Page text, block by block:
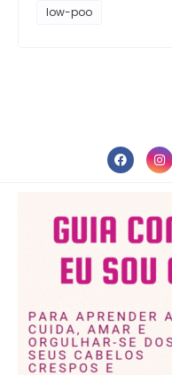
low-poo